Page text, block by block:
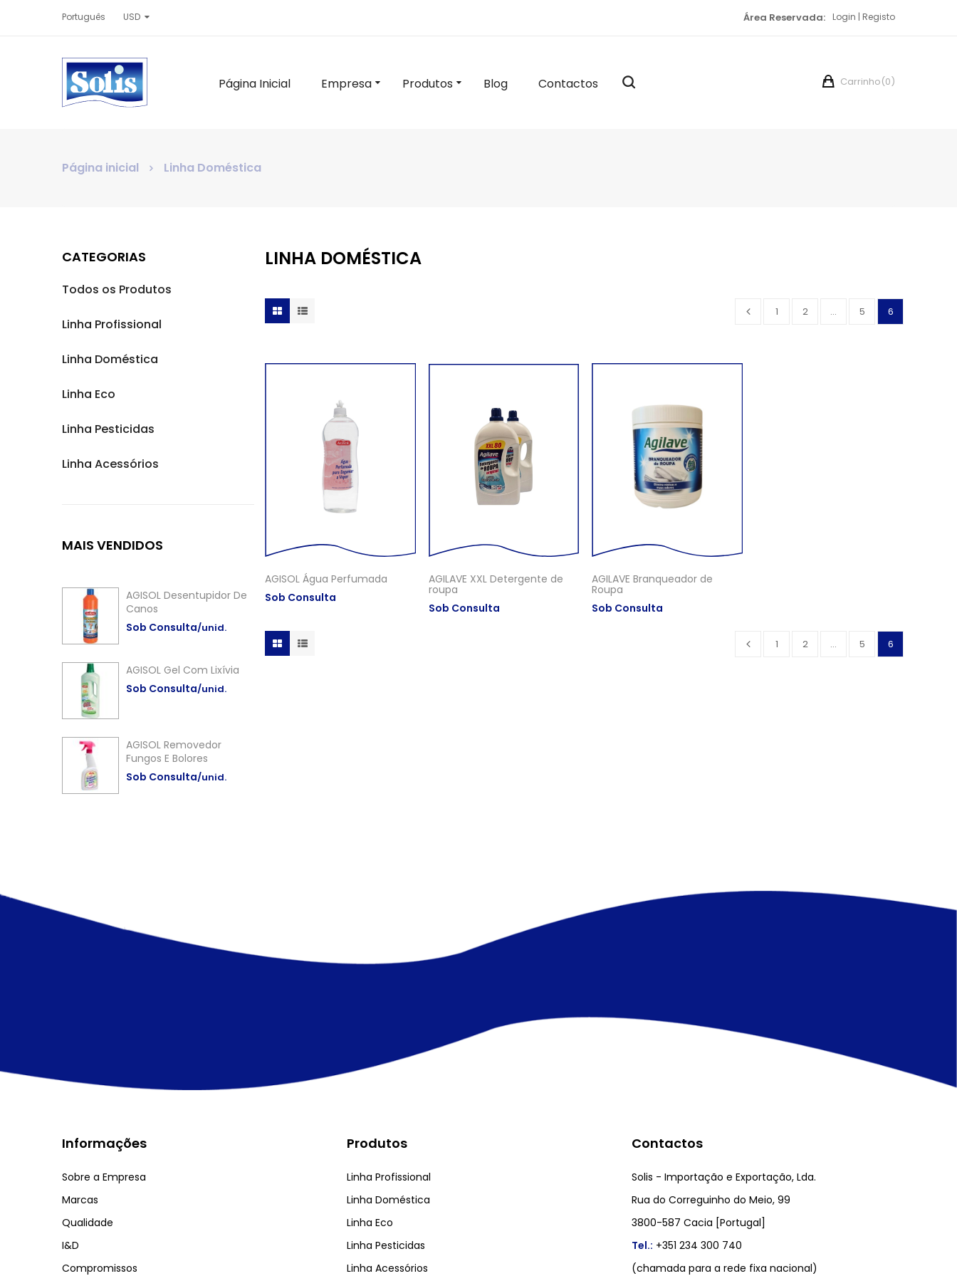
Português USD Área Reservada: Login Registo
Página Inicial Empresa Produtos Blog Contactos Carrinho(0)
Página inicial Linha Doméstica
CATEGORIAS
Todos os Produtos
Linha Profissional
Linha Doméstica
Linha Eco
Linha Pesticidas
Linha Acessórios
MAIS VENDIDOS
AGISOL Desentupidor De
Canos
Sob Consulta/unid.
AGISOL Gel Com Lixívia
Sob Consulta/unid.
AGISOL Removedor
Fungos E Bolores
Sob Consulta/unid.
LINHA DOMÉSTICA
1 2 … 5 6
AGISOL Água Perfumada
Sob Consulta
AGILAVE XXL Detergente de
roupa
Sob Consulta
AGILAVE Branqueador de
Roupa
Sob Consulta
1 2 … 5 6
Informações
Sobre a Empresa
Marcas
Qualidade
I&D
Compromissos
Produtos
Linha Profissional
Linha Doméstica
Linha Eco
Linha Pesticidas
Linha Acessórios
Contactos
Solis - Importação e Exportação, Lda.
Rua do Correguinho do Meio, 99
3800-587 Cacia [Portugal]
Tel.: +351 234 300 740
(chamada para a rede fixa nacional)